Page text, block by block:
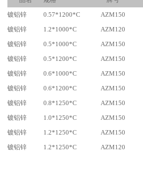
镀铝锌
0.57*1200*C AZM150
镀铝锌
1.2*1000*C AZM120
镀铝锌
0.5*1000*C AZM150
镀铝锌
0.5*1200*C AZM150
镀铝锌
0.6*1000*C AZM150
镀铝锌
0.6*1200*C AZM150
镀铝锌
0.8*1250*C AZM150
镀铝锌
1.0*1250*C AZM150
镀铝锌
1.2*1250*C AZM150
镀铝锌
1.2*1250*C AZM120